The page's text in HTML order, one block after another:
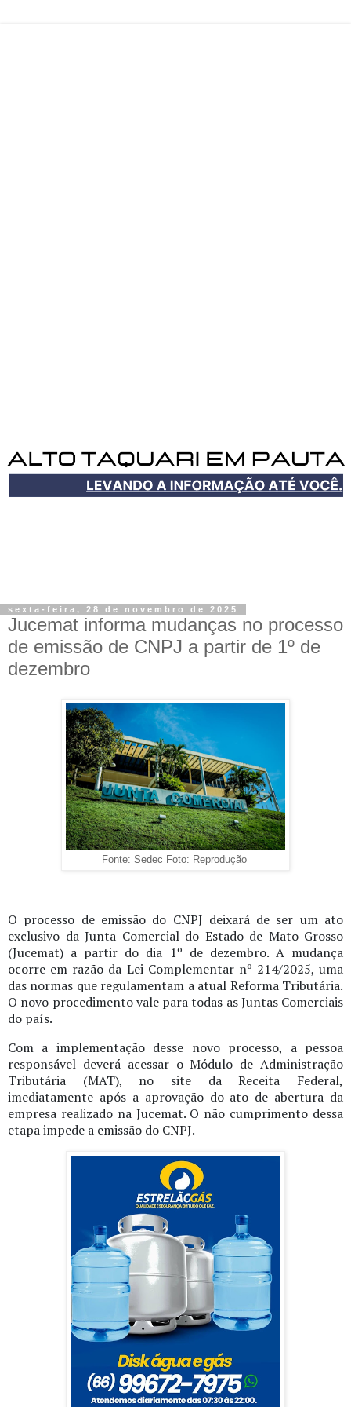
sexta-feira, 28 de novembro de 2025
Jucemat informa mudanças no processo
de emissão de CNPJ a partir de 1º de
dezembro
Fonte: Sedec Foto: Reprodução
O processo de emissão do CNPJ deixará de ser um ato
exclusivo da Junta Comercial do Estado de Mato Grosso
(Jucemat) a partir do dia 1º de dezembro. A mudança
ocorre em razão da Lei Complementar nº 214/2025, uma
das normas que regulamentam a atual Reforma Tributária.
O novo procedimento vale para todas as Juntas Comerciais
do país.
Com a implementação desse novo processo, a pessoa
responsável deverá acessar o Módulo de Administração
Tributária (MAT), no site da Receita Federal,
imediatamente após a aprovação do ato de abertura da
empresa realizado na Jucemat. O não cumprimento dessa
etapa impede a emissão do CNPJ.